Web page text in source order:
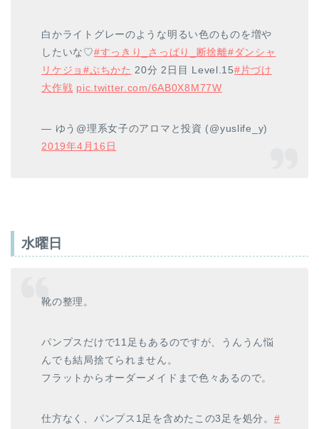
白かライトグレーのような明るい色のものを増や
したいな♡#すっきり_さっぱり_断捨離#ダンシャ
リケジョ#ぷちかた 20分 2日目 Level.15#片づけ
大作戦 pic.twitter.com/6AB0X8M77W
— ゆう@理系女子のアロマと投資 (@yuslife_y)
2019年4月16日
水曜日
靴の整理。
パンプスだけで11足もあるのですが、うんうん悩
んでも結局捨てられません。
フラットからオーダーメイドまで色々あるので。
仕方なく、パンプス1足を含めたこの3足を処分。 #